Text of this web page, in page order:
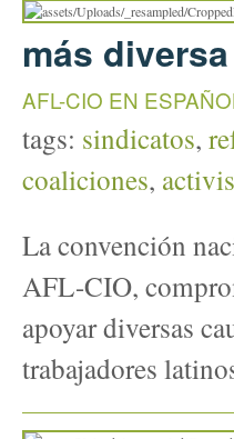
más
AFL-CIO EN
tags: sindicatos,
coaliciones,
La convención
AFL-CIO,
apoyar diversas
trabajadores